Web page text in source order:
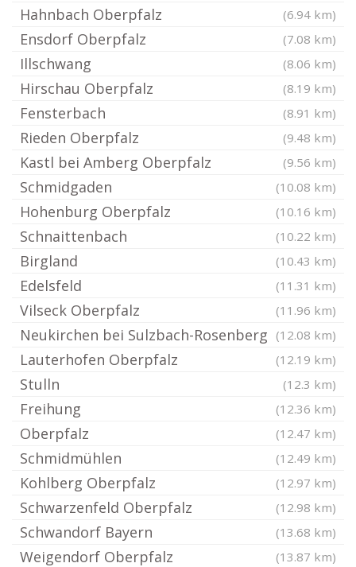
Hahnbach Oberpfalz (6.94 km)
Ensdorf Oberpfalz (7.08 km)
Illschwang (8.06 km)
Hirschau Oberpfalz (8.19 km)
Fensterbach (8.91 km)
Rieden Oberpfalz (9.48 km)
Kastl bei Amberg Oberpfalz (9.56 km)
Schmidgaden (10.08 km)
Hohenburg Oberpfalz (10.16 km)
Schnaittenbach (10.22 km)
Birgland (10.43 km)
Edelsfeld (11.31 km)
Vilseck Oberpfalz (11.96 km)
Neukirchen bei Sulzbach-Rosenberg (12.08 km)
Lauterhofen Oberpfalz (12.19 km)
Stulln (12.3 km)
Freihung (12.36 km)
Oberpfalz (12.47 km)
Schmidmühlen (12.49 km)
Kohlberg Oberpfalz (12.97 km)
Schwarzenfeld Oberpfalz (12.98 km)
Schwandorf Bayern (13.68 km)
Weigendorf Oberpfalz (13.87 km)